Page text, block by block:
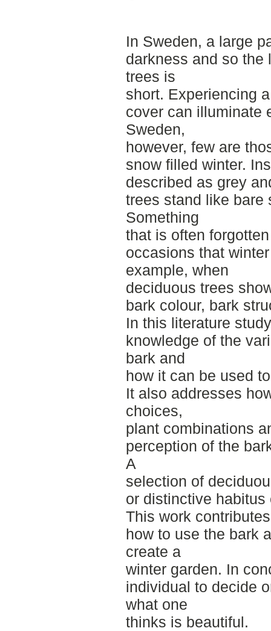
In Sweden, a large
darkness and so the
trees is
short. Experiencing
cover can illuminate
Sweden,
however, few are
snow filled winter.
described as grey
trees stand like bare
Something
that is often
occasions that
example, when
deciduous trees
bark colour, bark
In this literature
knowledge of the
bark and
how it can be used
It also addresses
choices,
plant combinations
perception of the
A
selection of
or distinctive
This work
how to use the bark
create a
winter garden. In
individual to decide
what one
thinks is beautiful.